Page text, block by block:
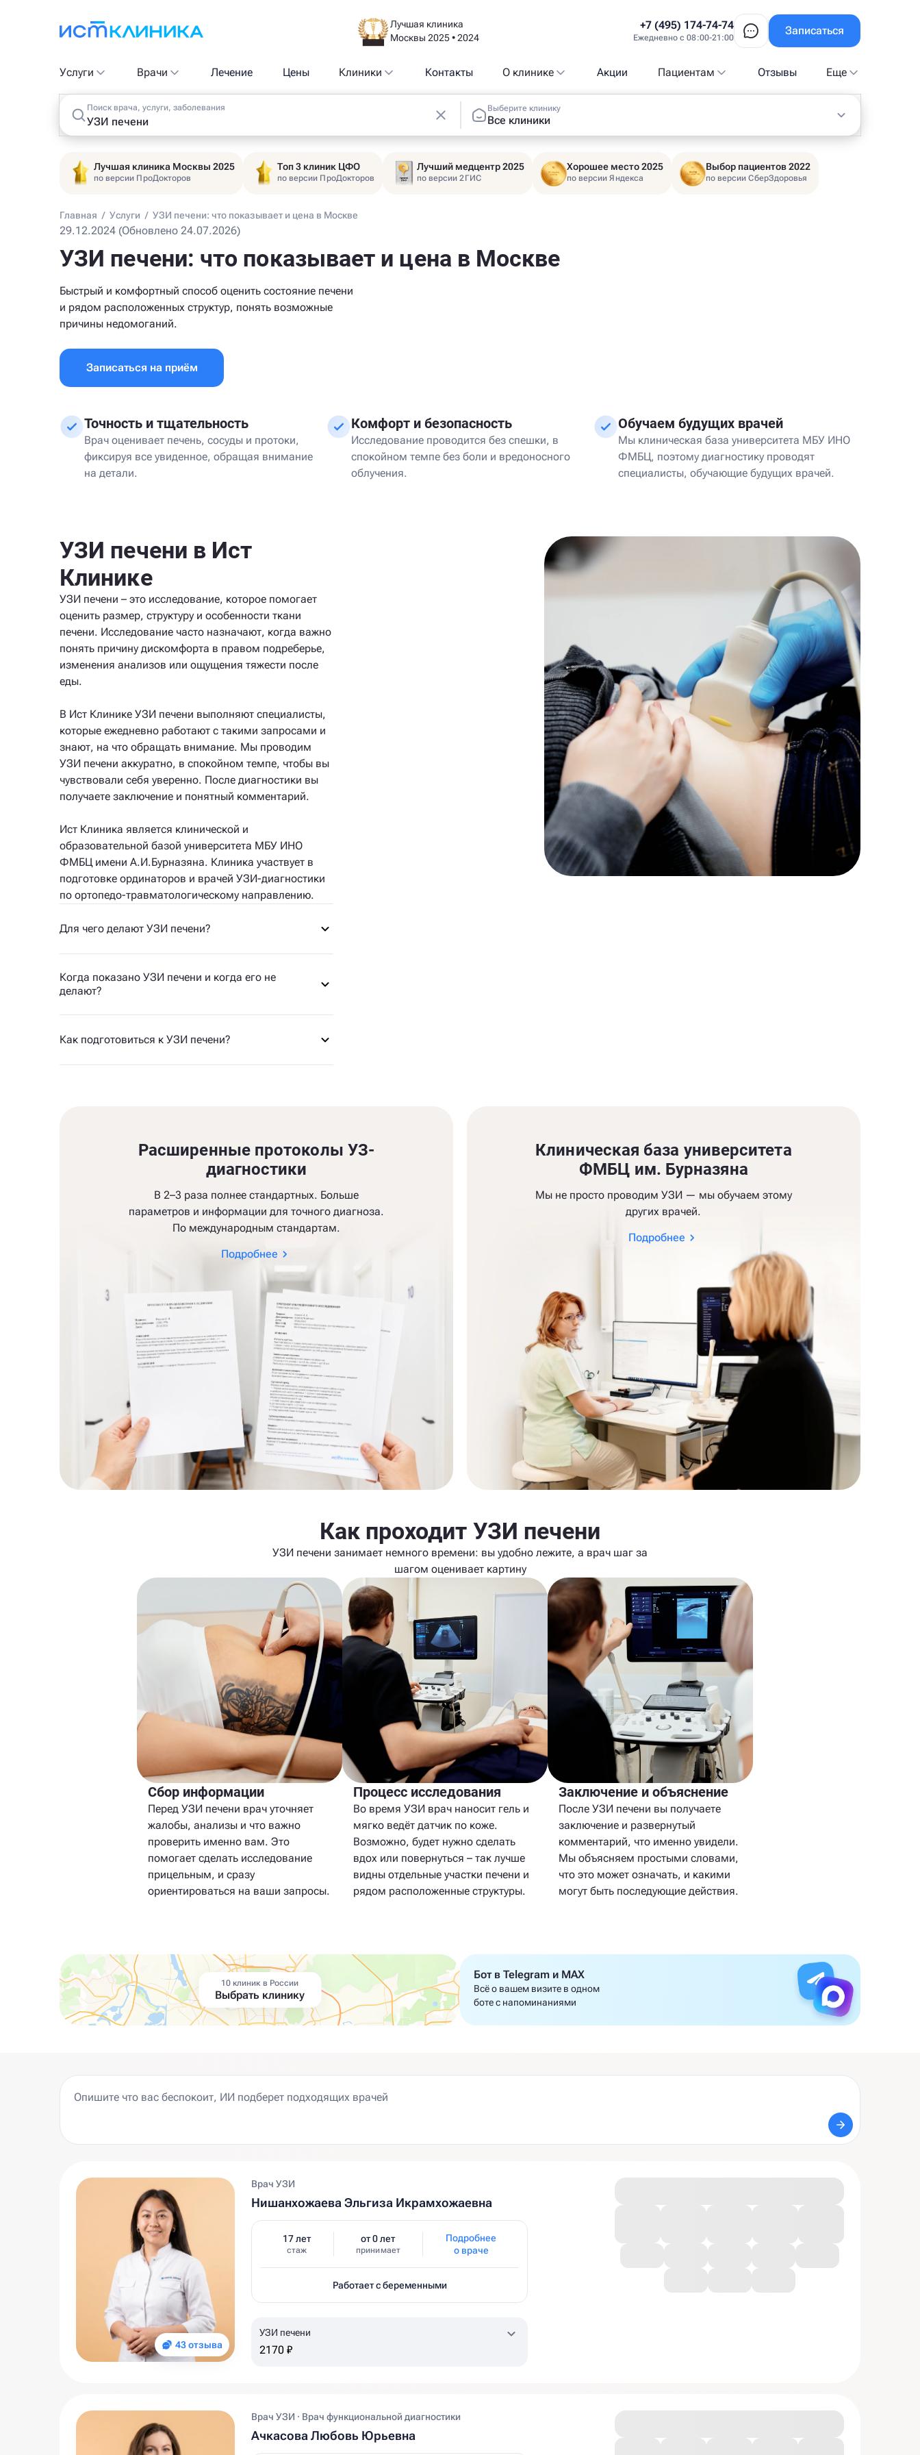
Лучшая клиника
Москвы 2025 • 2024
+7 (495) 174-74-74
Ежедневно с 08:00-21:00
Записаться
Услуги Врачи Лечение Цены Клиники Контакты О клинике Акции Пациентам Отзывы Еще
Поиск врача, услуги, заболевания Выберите клинику
Все клиники
Лучшая клиника Москвы 2025
по версии ПроДокторов
Топ 3 клиник ЦФО
по версии ПроДокторов
Лучший медцентр 2025
по версии 2ГИС
Хорошее место 2025
по версии Яндекса
Выбор пациентов 2022
по версии СберЗдоровья
Главная / Услуги / УЗИ печени: что показывает и цена в Москве
29.12.2024 (Обновлено 24.07.2026)
УЗИ печени: что показывает и цена в Москве
Быстрый и комфортный способ оценить состояние печени
и рядом расположенных структур, понять возможные
причины недомоганий.
Записаться на приём
Точность и тщательность
Врач оценивает печень, сосуды и протоки,
фиксируя все увиденное, обращая внимание
на детали.
Комфорт и безопасность
Исследование проводится без спешки, в
спокойном темпе без боли и вредоносного
облучения.
Обучаем будущих врачей
Мы клиническая база университета МБУ ИНО
ФМБЦ, поэтому диагностику проводят
специалисты, обучающие будущих врачей.
УЗИ печени в Ист
Клинике
УЗИ печени – это исследование, которое помогает
оценить размер, структуру и особенности ткани
печени. Исследование часто назначают, когда важно
понять причину дискомфорта в правом подреберье,
изменения анализов или ощущения тяжести после
еды.
В Ист Клинике УЗИ печени выполняют специалисты,
которые ежедневно работают с такими запросами и
знают, на что обращать внимание. Мы проводим
УЗИ печени аккуратно, в спокойном темпе, чтобы вы
чувствовали себя уверенно. После диагностики вы
получаете заключение и понятный комментарий.
Ист Клиника является клинической и
образовательной базой университета МБУ ИНО
ФМБЦ имени А.И.Бурназяна. Клиника участвует в
подготовке ординаторов и врачей УЗИ-диагностики
по ортопедо-травматологическому направлению.
Для чего делают УЗИ печени?
Когда показано УЗИ печени и когда его не
делают?
Как подготовиться к УЗИ печени?
Расширенные протоколы УЗ-
диагностики
В 2–3 раза полнее стандартных. Больше
параметров и информации для точного диагноза.
По международным стандартам.
Подробнее
Клиническая база университета
ФМБЦ им. Бурназяна
Мы не просто проводим УЗИ — мы обучаем этому
других врачей.
Подробнее
Как проходит УЗИ печени
УЗИ печени занимает немного времени: вы удобно лежите, а врач шаг за
шагом оценивает картину
Сбор информации
Перед УЗИ печени врач уточняет
жалобы, анализы и что важно
проверить именно вам. Это
помогает сделать исследование
прицельным, и сразу
ориентироваться на ваши запросы.
Процесс исследования
Во время УЗИ врач наносит гель и
мягко ведёт датчик по коже.
Возможно, будет нужно сделать
вдох или повернуться – так лучше
видны отдельные участки печени и
рядом расположенные структуры.
Заключение и объяснение
После УЗИ печени вы получаете
заключение и развернутый
комментарий, что именно увидели.
Мы объясняем простыми словами,
что это может означать, и какими
могут быть последующие действия.
10 клиник в России
Выбрать клинику
Бот в Telegram и MAX
Всё о вашем визите в одном
боте с напоминаниями
43 отзыва
Врач УЗИ
Нишанхожаева Эльгиза Икрамхожаевна
17 лет
стаж
от 0 лет
принимает
Подробнее
о враче
Работает с беременными
УЗИ печени
2170 ₽
Врач УЗИ · Врач функциональной диагностики
Ачкасова Любовь Юрьевна